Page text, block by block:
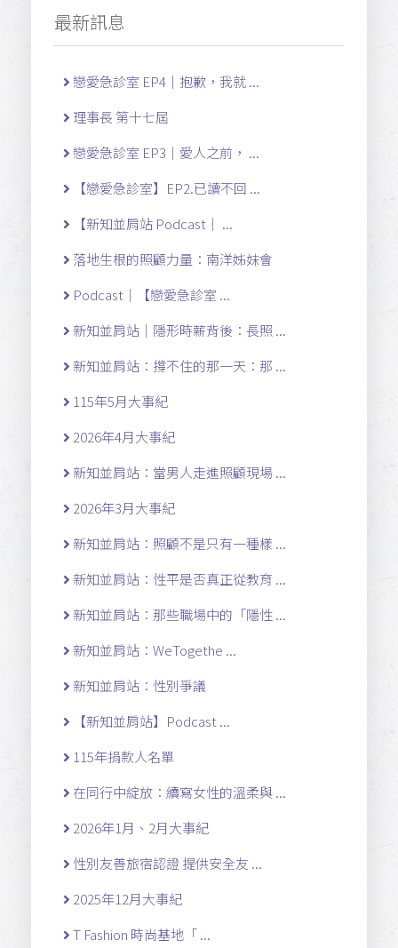
最新訊息
戀愛急診室 EP4｜抱歉，我就 ...
理事長 第十七屆
戀愛急診室 EP3｜愛人之前， ...
【戀愛急診室】EP2.已讀不回 ...
【新知並肩站 Podcast｜ ...
落地生根的照顧力量：南洋姊妹會
Podcast｜【戀愛急診室 ...
新知並肩站｜隱形時薪背後：長照 ...
新知並肩站：撐不住的那一天：那 ...
115年5月大事紀
2026年4月大事紀
新知並肩站：當男人走進照顧現場 ...
2026年3月大事紀
新知並肩站：照顧不是只有一種樣 ...
新知並肩站：性平是否真正從教育 ...
新知並肩站：那些職場中的「隱性 ...
新知並肩站：WeTogethe ...
新知並肩站：性別爭議
【新知並肩站】Podcast ...
115年捐款人名單
在同行中綻放：續寫女性的溫柔與 ...
2026年1月、2月大事紀
性別友善旅宿認證 提供安全友 ...
2025年12月大事紀
T Fashion 時尚基地「 ...